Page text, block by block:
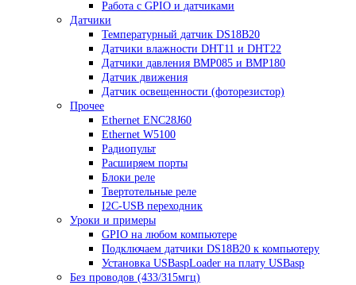
Работа с GPIO и датчиками
Датчики
Температурный датчик DS18B20
Датчики влажности DHT11 и DHT22
Датчики давления BMP085 и BMP180
Датчик движения
Датчик освещенности (фоторезистор)
Прочее
Ethernet ENC28J60
Ethernet W5100
Радиопульт
Расширяем порты
Блоки реле
Твертотельные реле
I2C-USB переходник
Уроки и примеры
GPIO на любом компьютере
Подключаем датчики DS18B20 к компьютеру
Установка USBaspLoader на плату USBasp
Без проводов (433/315мгц)